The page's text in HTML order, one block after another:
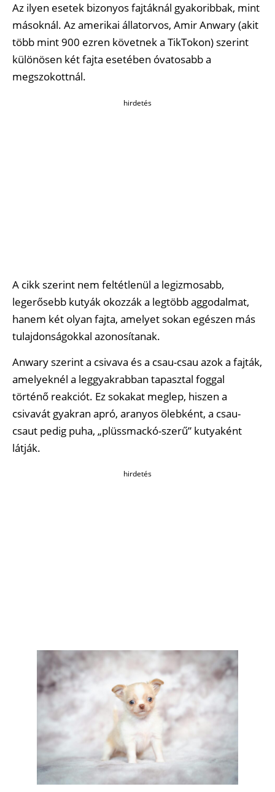
Az ilyen esetek bizonyos fajtáknál gyakoribbak, mint
másoknál. Az amerikai állatorvos, Amir Anwary (akit
több mint 900 ezren követnek a TikTokon) szerint
különösen két fajta esetében óvatosabb a
megszokottnál.
hirdetés
A cikk szerint nem feltétlenül a legizmosabb,
legerősebb kutyák okozzák a legtöbb aggodalmat,
hanem két olyan fajta, amelyet sokan egészen más
tulajdonságokkal azonosítanak.
Anwary szerint a csivava és a csau-csau azok a fajták,
amelyeknél a leggyakrabban tapasztal foggal
történő reakciót. Ez sokakat meglep, hiszen a
csivavát gyakran apró, aranyos ölebként, a csau-
csaut pedig puha, „plüssmackó-szerű” kutyaként
látják.
hirdetés